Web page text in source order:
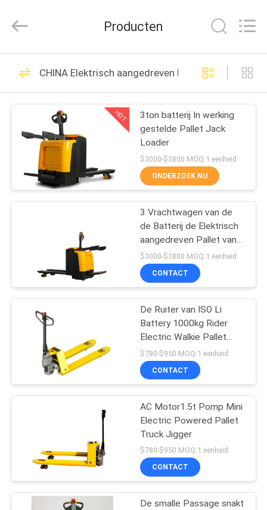
HUIS
PRODUCTEN
VIDEOS
ONGEVEER
ONS
FABRIEKSREIS
KWALITEITSCONTROLE
CONTACTEER
NIEUWS
CITAAT
SITEMAP
Co.,Ltd.
Elektrische
stapelaar
169
Semi Elektrische
Palletstapelaar
29
De Stapelaar van de
palletlift
Handpalletstapelaar
Producten
CHINA Elektrisch aangedreven Palletvrachtwagen
HOT
3ton batterij In werking
gestelde Pallet Jack
Loader
$3000-$3800 MOQ:1 eenheid
ONDERZOEK NU
3 Vrachtwagen van de
de Batterij de Elektrisch
aangedreven Pallet van
de positie3000kg Hand
$3000-$3800 MOQ:1 eenheid
CONTACT
De Ruiter van ISO Li
Battery 1000kg Rider
Electric Walkie Pallet
Truck
$780-$950 MOQ:1 eenheid
CONTACT
AC Motor1.5t Pomp Mini
Electric Powered Pallet
Truck Jigger
$780-$950 MOQ:1 eenheid
CONTACT
De smalle Passage snakt